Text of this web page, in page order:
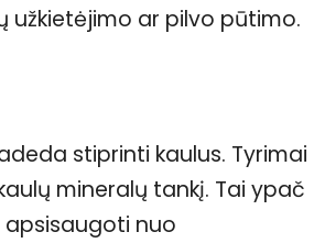
užkietėjimo ar pilvo pūtimo.
stiprinti kaulus. Tyrimai
mineralų tankį. Tai ypač
nuo